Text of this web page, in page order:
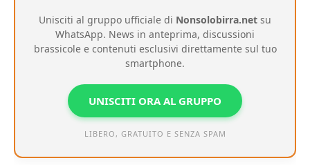
Unisciti al gruppo ufficiale di Nonsolobirra.net su
WhatsApp. News in anteprima, discussioni
brassicole e contenuti esclusivi direttamente sul tuo
smartphone.
UNISCITI ORA AL GRUPPO
LIBERO, GRATUITO E SENZA SPAM